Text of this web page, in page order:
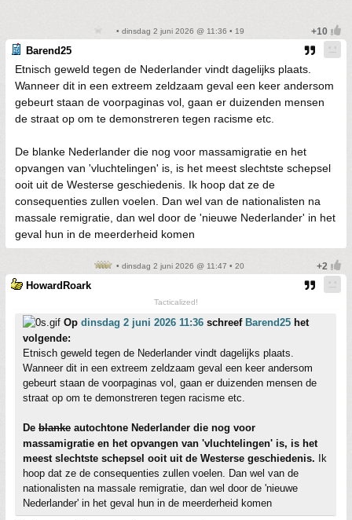
• dinsdag 2 juni 2026 @ 11:36 • 19
Barend25
Etnisch geweld tegen de Nederlander vindt dagelijks plaats.
Wanneer dit in een extreem zeldzaam geval een keer andersom
gebeurt staan de voorpaginas vol, gaan er duizenden mensen
de straat op om te demonstreren tegen racisme etc.
De blanke Nederlander die nog voor massamigratie en het
opvangen van 'vluchtelingen' is, is het meest slechtste schepsel
ooit uit de Westerse geschiedenis. Ik hoop dat ze de
consequenties zullen voelen. Dan wel van de nationalisten na
massale remigratie, dan wel door de 'nieuwe Nederlander' in het
geval hun in de meerderheid komen
• dinsdag 2 juni 2026 @ 11:47 • 20
HowardRoark
Tacticalized!
Op dinsdag 2 juni 2026 11:36 schreef Barend25 het
volgende:
Etnisch geweld tegen de Nederlander vindt dagelijks plaats.
Wanneer dit in een extreem zeldzaam geval een keer andersom
gebeurt staan de voorpaginas vol, gaan er duizenden mensen de
straat op om te demonstreren tegen racisme etc.
De blanke autochtone Nederlander die nog voor
massamigratie en het opvangen van 'vluchtelingen' is, is het
meest slechtste schepsel ooit uit de Westerse geschiedenis. Ik
hoop dat ze de consequenties zullen voelen. Dan wel van de
nationalisten na massale remigratie, dan wel door de 'nieuwe
Nederlander' in het geval hun in de meerderheid komen